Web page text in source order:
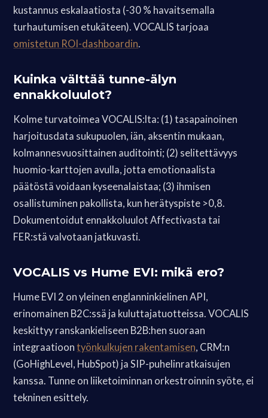
kustannus eskalaatiosta (-30 % havaitsemalla
turhautumisen etukäteen). VOCALIS tarjoaa
omistetun ROI-dashboardin.
Kuinka välttää tunne-älyn
ennakkoluulot?
Kolme turvatoimea VOCALIS:lta: (1) tasapainoinen
harjoitusdata sukupuolen, iän, aksentin mukaan,
kolmannesvuosittainen auditointi; (2) selitettävyys
huomio-karttojen avulla, jotta emotionaalista
päätöstä voidaan kyseenalaistaa; (3) ihmisen
osallistuminen pakollista, kun herätyspiste >0,8.
Dokumentoidut ennakkoluulot Affectivasta tai
FER:stä valvotaan jatkuvasti.
VOCALIS vs Hume EVI: mikä ero?
Hume EVI 2 on yleinen englanninkielinen API,
erinomainen B2C:ssä ja kuluttajatuotteissa. VOCALIS
keskittyy ranskankieliseen B2B:hen suoraan
integraatioontyönkulkujen rakentamisen, CRM:n
(GoHighLevel, HubSpot) ja SIP-puhelinratkaisujen
kanssa. Tunne on liiketoiminnan orkestroinnin syöte, ei
tekninen esittely.